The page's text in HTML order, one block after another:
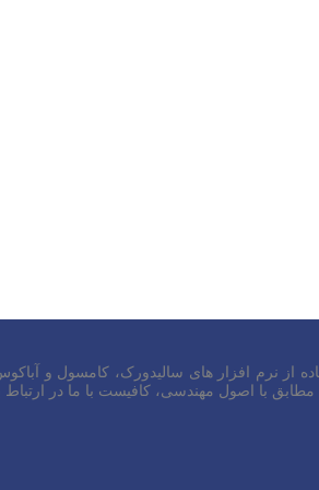
از نرم افزار های سالیدورک، کامسول و
با اصول مهندسی، کافیست با ما در